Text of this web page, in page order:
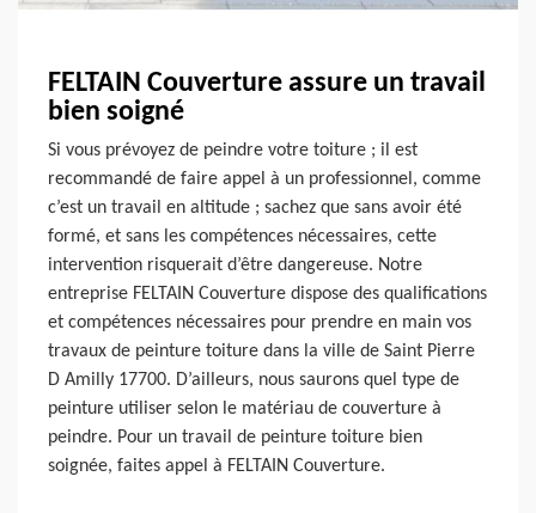
FELTAIN Couverture assure un travail
bien soigné
Si vous prévoyez de peindre votre toiture ; il est
recommandé de faire appel à un professionnel, comme
c’est un travail en altitude ; sachez que sans avoir été
formé, et sans les compétences nécessaires, cette
intervention risquerait d’être dangereuse. Notre
entreprise FELTAIN Couverture dispose des qualifications
et compétences nécessaires pour prendre en main vos
travaux de peinture toiture dans la ville de Saint Pierre
D Amilly 17700. D’ailleurs, nous saurons quel type de
peinture utiliser selon le matériau de couverture à
peindre. Pour un travail de peinture toiture bien
soignée, faites appel à FELTAIN Couverture.